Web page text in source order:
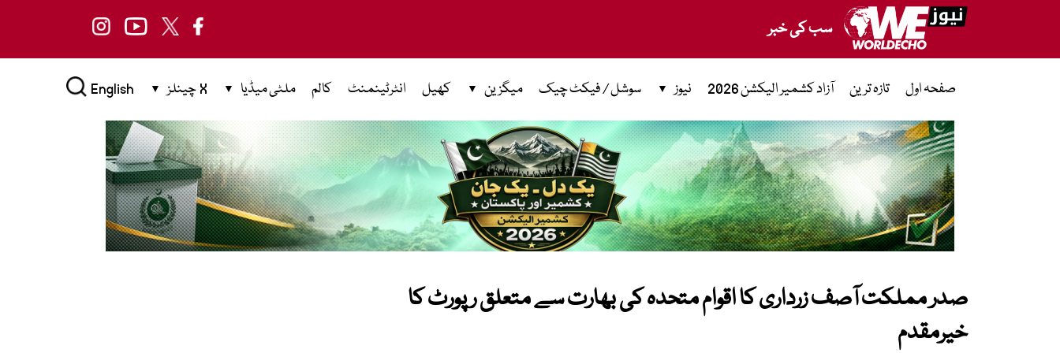
سب کی خبر
صفحہ اول تازہ ترین آزاد کشمیر الیکشن 2026 نیوز سوشل / فیکٹ چیک میگزین کھیل انٹرٹینمنٹ کالم ملٹی میڈیا X چینلز English
صدر مملکت آصف زرداری کا اقوام متحدہ کی بھارت سے متعلق رپورٹ کا
خیرمقدم